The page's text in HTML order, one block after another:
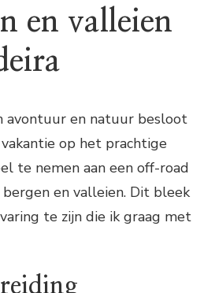
en valleien
avontuur en natuur besloot
op het prachtige
te nemen aan een off-road
en valleien. Dit bleek
te zijn die ik graag met